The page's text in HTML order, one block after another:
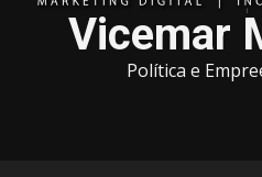
Vicemar
Política e